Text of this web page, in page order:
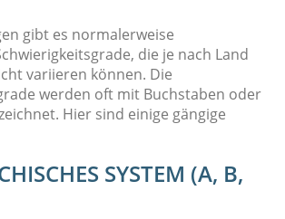
gibt es normalerweise
die je nach Land
variieren können. Die
werden oft mit Buchstaben oder
Hier sind einige gängige
SYSTEM (A, B,